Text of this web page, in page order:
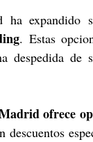
expandido
. Estas
despedida de
ofrece
descuentos